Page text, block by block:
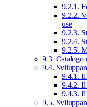
9.2.1.
9.2.2.
use
9.2.3.
9.2.4.
9.2.5.
9.3. Catalogo
9.4.
9.4.1. Il
9.4.2. Il
9.4.3.
9.5.